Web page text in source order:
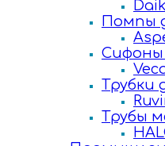
Помпы
Сифоны
Трубки
Трубы